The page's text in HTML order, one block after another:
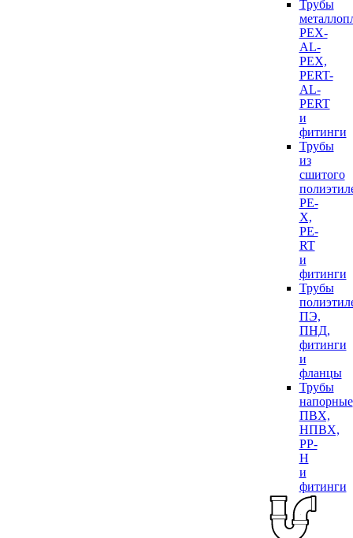
Трубы
PEX-
AL-
PEX,
PERT-
AL-
PERT
и
фитинги
Трубы
из
сшитого
PE-
X,
PE-
RT
и
фитинги
Трубы
ПЭ,
ПНД,
фитинги
и
фланцы
Трубы
напорные
ПВХ,
НПВХ,
PP-
H
и
фитинги